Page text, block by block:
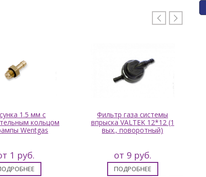
 
1.5 мм с
кольцом
Wentgas
1 руб.
Фильтр газа системы
впрыска VALTEK 12*12 (1
вых., поворотный)
от 9 руб.
ПОДРОБНЕЕ